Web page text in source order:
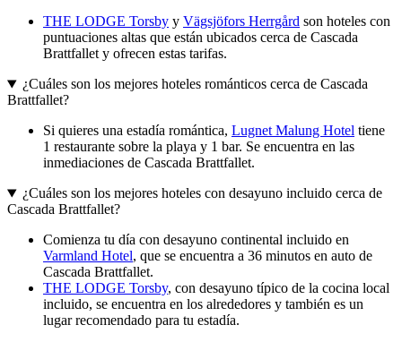
THE LODGE Torsby y Vägsjöfors Herrgård son hoteles con
puntuaciones altas que están ubicados cerca de Cascada
Brattfallet y ofrecen estas tarifas.
¿Cuáles son los mejores hoteles románticos cerca de Cascada
Brattfallet?
Si quieres una estadía romántica, Lugnet Malung Hotel tiene
1 restaurante sobre la playa y 1 bar. Se encuentra en las
inmediaciones de Cascada Brattfallet.
¿Cuáles son los mejores hoteles con desayuno incluido cerca de
Cascada Brattfallet?
Comienza tu día con desayuno continental incluido en
Varmland Hotel, que se encuentra a 36 minutos en auto de
Cascada Brattfallet.
THE LODGE Torsby, con desayuno típico de la cocina local
incluido, se encuentra en los alrededores y también es un
lugar recomendado para tu estadía.